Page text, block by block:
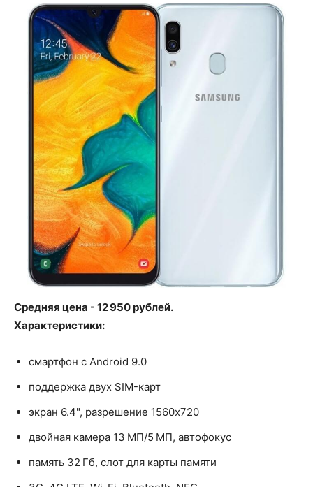
Средняя цена - 12 950 рублей.
Характеристики:
смартфон с Android 9.0
поддержка двух SIM-карт
экран 6.4", разрешение 1560x720
двойная камера 13 МП/5 МП, автофокус
память 32 Гб, слот для карты памяти